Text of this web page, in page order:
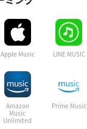
Apple Music LINE MUSIC
Amazon
Music
Unlimited
Prime Music